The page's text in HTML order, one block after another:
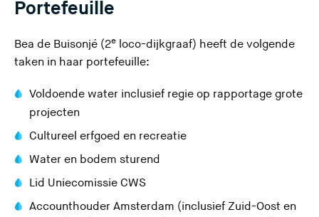
Portefeuille
Bea de Buisonjé (2e loco-dijkgraaf) heeft de volgende
taken in haar portefeuille:
Voldoende water inclusief regie op rapportage grote
projecten
Cultureel erfgoed en recreatie
Water en bodem sturend
Lid Uniecomissie CWS
Accounthouder Amsterdam (inclusief Zuid-Oost en